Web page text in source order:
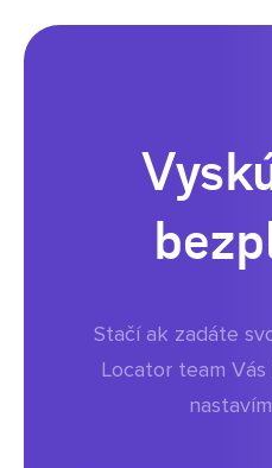
Stačí ak zadáte
Locator team